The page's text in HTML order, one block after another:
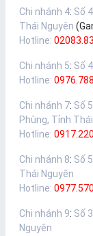
Chi nhánh 4: Số
Thái Nguyên
Hotline:
Chi nhánh 5: Số
Hotline:
Chi nhánh 7: Số
Phùng, Tỉnh
Hotline:
Chi nhánh 8: Số
Thái Nguyên
Hotline:
Chi nhánh 9: Số
Nguyên